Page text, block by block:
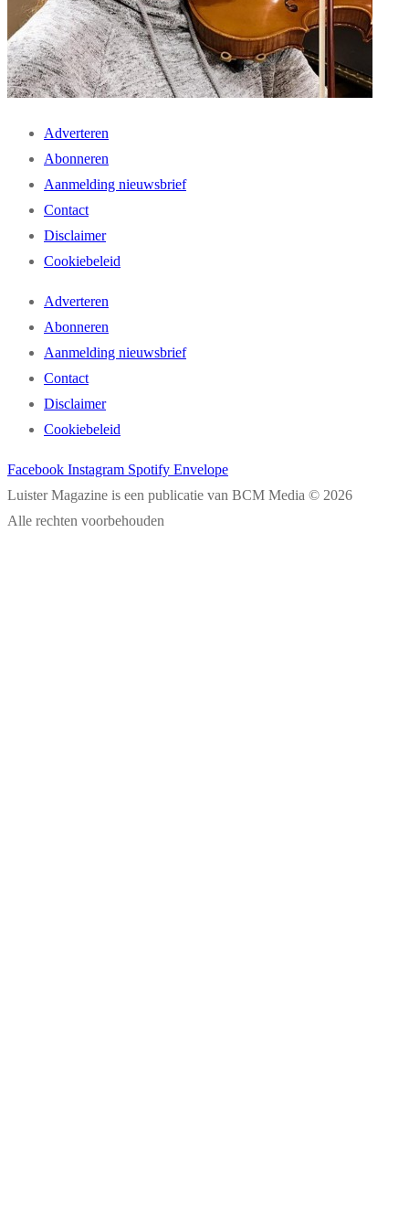
Adverteren
Abonneren
Aanmelding nieuwsbrief
Contact
Disclaimer
Cookiebeleid
Adverteren
Abonneren
Aanmelding nieuwsbrief
Contact
Disclaimer
Cookiebeleid
Facebook Instagram Spotify Envelope
Luister Magazine is een publicatie van BCM Media © 2026
Alle rechten voorbehouden